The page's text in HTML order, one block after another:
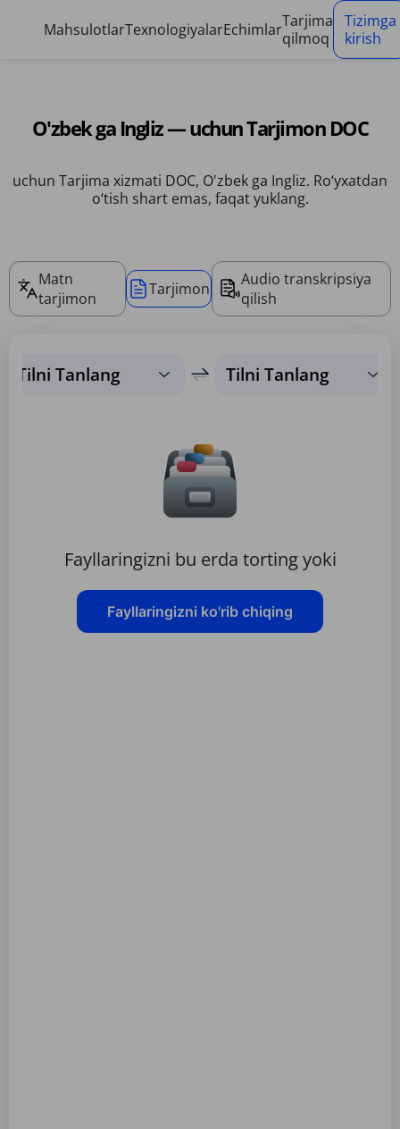
MahsulotlarTexnologiyalarEchimlarTarjima
qilmoq
Tizimga
kirish
O'zbek ga Ingliz — uchun Tarjimon DOC
uchun Tarjima xizmati DOC, O'zbek ga Ingliz. Ro‘yxatdan
o‘tish shart emas, faqat yuklang.
Matn
tarjimon
Tarjimon
Audio transkripsiya
qilish
Tilni Tanlang Tilni Tanlang
Fayllaringizni bu erda torting yoki
Fayllaringizni ko'rib chiqing